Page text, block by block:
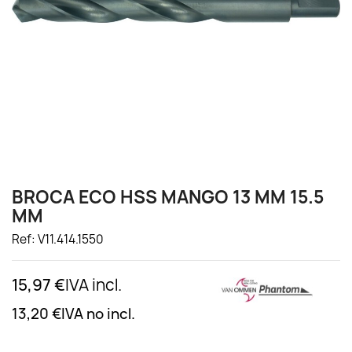
BROCA ECO HSS MANGO 13 MM 15.5
MM
Ref: V11.414.1550
15,97 €IVA incl.
13,20 €IVA no incl.